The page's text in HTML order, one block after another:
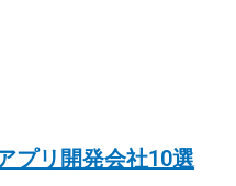
プリ開発会社10選